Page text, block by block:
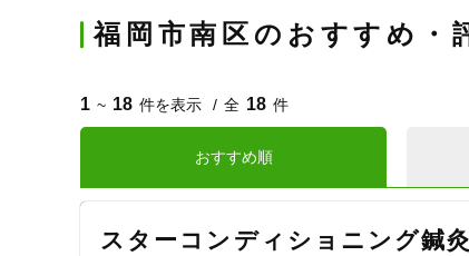
福岡市南区のおすすめ・
1 ~ 18 件を表示 全 18 件
おすすめ順
スターコンディショニング鍼